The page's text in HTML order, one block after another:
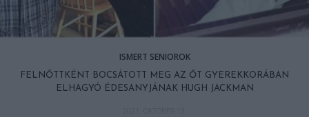
ISMERT SENIOROK
FELNŐTTKÉNT BOCSÁTOTT MEG AZ ŐT GYEREKKORÁBAN
ELHAGYÓ ÉDESANYJÁNAK HUGH JACKMAN